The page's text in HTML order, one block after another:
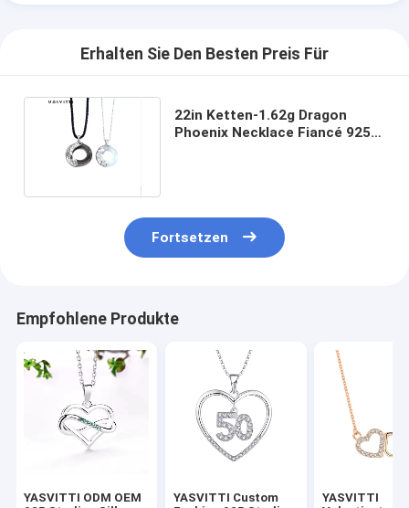
Erhalten Sie Den Besten Preis Für
22in Ketten-1.62g Dragon
Phoenix Necklace Fiancé 925
Fortsetzen
Empfohlene Produkte
YASVITTI ODM OEM
YASVITTI Custom
YASVITTI